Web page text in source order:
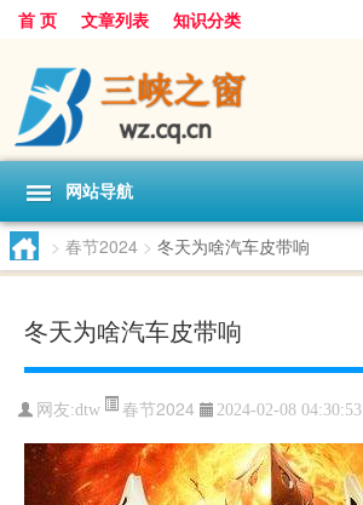
首 页 文章列表 知识分类
网站导航
> 春节2024 > 冬天为啥汽车皮带响
冬天为啥汽车皮带响
网友:dtw 春节2024 2024-02-08 04:30:53